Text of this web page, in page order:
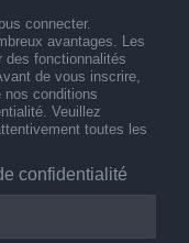
connecter.
avantages. Les
des fonctionnalités
de vous inscrire,
nos conditions
Veuillez
toutes les
confidentialité